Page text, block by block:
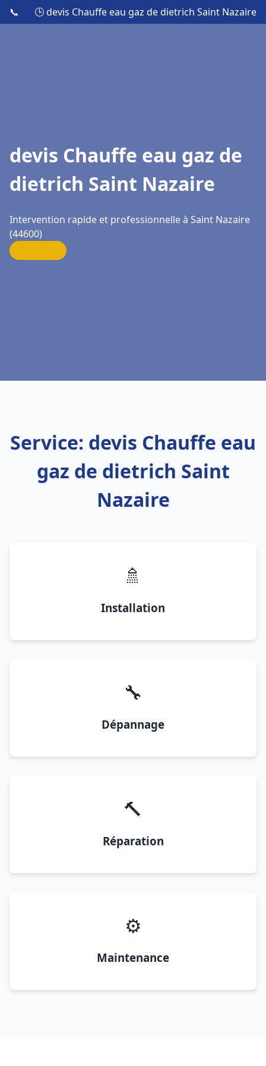
📞 🕒 devis Chauffe eau gaz de dietrich Saint Nazaire
devis Chauffe eau gaz de
dietrich Saint Nazaire
Intervention rapide et professionnelle à Saint Nazaire
(44600)
Service: devis Chauffe eau
gaz de dietrich Saint
Nazaire
🚿
Installation
🔧
Dépannage
🔨
Réparation
⚙️
Maintenance